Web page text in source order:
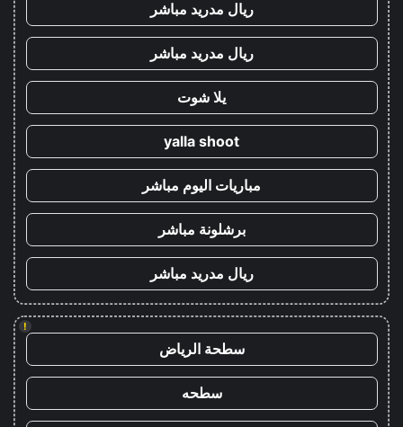
ريال مدريد مباشر
ريال مدريد مباشر
يلا شوت
yalla shoot
مباريات اليوم مباشر
برشلونة مباشر
ريال مدريد مباشر
!
سطحة الرياض
سطحه